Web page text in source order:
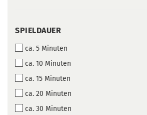
SPIELDAUER
SPIELDAUER
ca. 5 Minuten
ca. 10 Minuten
ca. 15 Minuten
ca. 20 Minuten
ca. 30 Minuten